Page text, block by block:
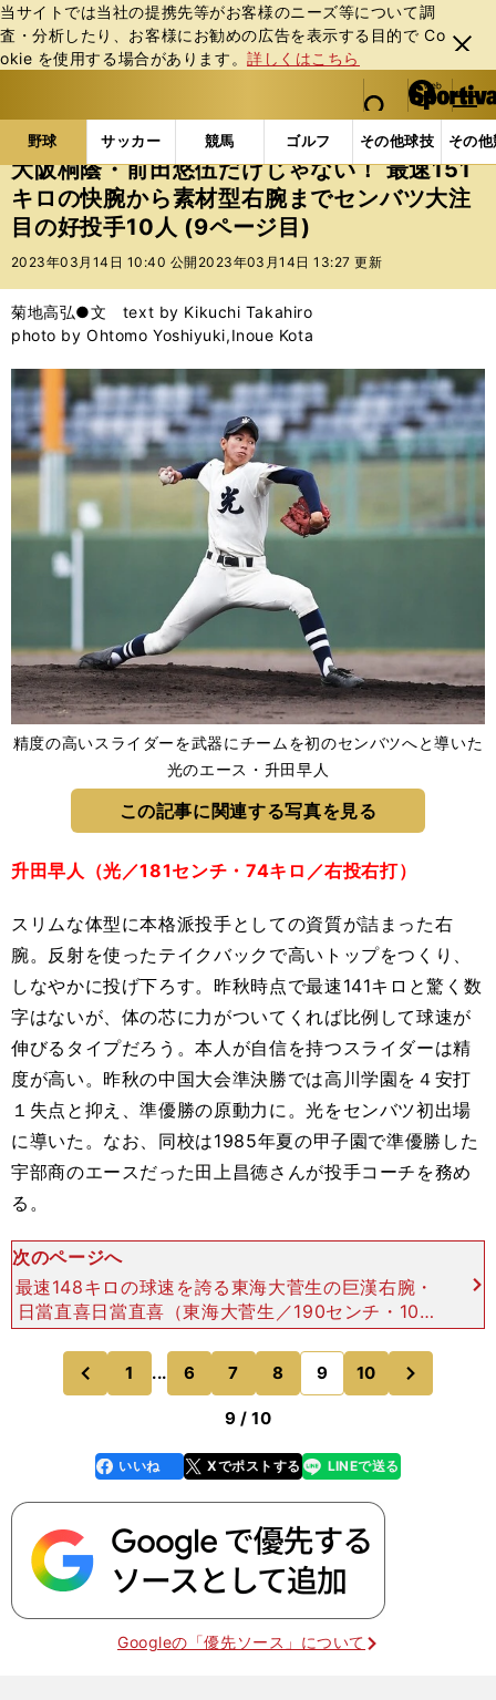
当サイトでは当社の提携先等がお客様のニーズ等について調
査・分析したり、お客様にお勧めの広告を表⽰する⽬的で Co
okie を使⽤する場合があります。詳しくはこちら
閉じ
る
web Sportiva (webスポルティーバ)
検索
マイペ
ー
ジ
メニュ
野球 サッカー 競馬 ゴルフ その他球技 その
b
ス
ポ
ル
テ
ー
バ
野球の記事一覧 高校野球他 大阪桐蔭・前田悠伍だ
大阪桐蔭・前田悠伍だけじゃない！ 最速151
キロの快腕から素材型右腕までセンバツ大注
目の好投手10人 (9ページ目)
2023年03月14日 10:40 公開 2023年03月14日 13:27 更新
菊地高弘●文 text by Kikuchi Takahiro
photo by Ohtomo Yoshiyuki,Inoue Kota
精度の高いスライダーを武器にチームを初のセンバツへと導いた
光のエース・升田早人
この記事に関連する写真を見る
升田早人（光／181センチ・74キロ／右投右打）
スリムな体型に本格派投手としての資質が詰まった右
腕。反射を使ったテイクバックで高いトップをつくり、
しなやかに投げ下ろす。昨秋時点で最速141キロと驚く数
字はないが、体の芯に力がついてくれば比例して球速が
伸びるタイプだろう。本人が自信を持つスライダーは精
度が高い。昨秋の中国大会準決勝では高川学園を４安打
１失点と抑え、準優勝の原動力に。光をセンバツ初出場
に導いた。なお、同校は1985年夏の甲子園で準優勝した
宇部商のエースだった田上昌徳さんが投手コーチを務め
る。
次のページへ
最速148キロの球速を誇る東海大菅生の巨漢右腕・
日當直喜日當直喜（東海大菅生／190センチ・105
キロ／右投右打）実戦での強さを発揮したい巨漢右
腕。最速148キロの球速を誇るが、この投手のキモ
は精度
前
1 ... 6 7 8 9 10
のページへ
9 / 10
faceboo
k
いいね Xでポストする
line LINEで送る
Googleの「優先ソース」について